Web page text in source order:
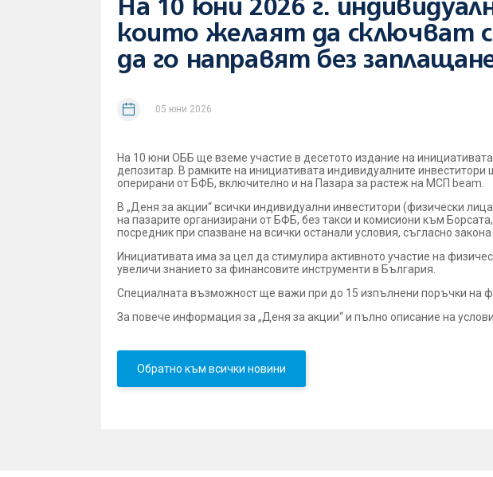
На 10 юни 2026 г.
които желаят да сключват
да го направят без
05 юни 2026
На 10 юни ОББ ще вземе участие в десетото издание на
депозитар. В рамките на инициативата индивидуалните инвеститори
оперирани от БФБ, включително и на Пазара за растеж на МСП beam.
В „Деня за акции“ всички индивидуални инвеститори (физически
на пазарите организирани от БФБ, без такси и комисиони към
посредник при спазване на всички останали условия, съгласно
Инициативата има за цел да стимулира активното участие на
увеличи знанието за финансовите инструменти в България.
Специалната възможност ще важи при до 15 изпълнени поръчки на
За повече информация за „Деня за акции“ и пълно описание на
Обратно към всички новини